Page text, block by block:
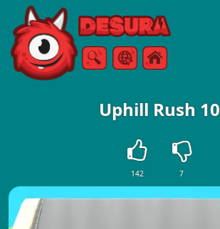
Free Online Games
CăutareMeniul
Uphill Rush 10
142 7